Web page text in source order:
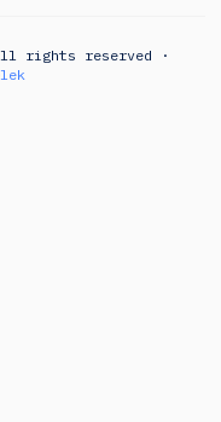
rights reserved ·